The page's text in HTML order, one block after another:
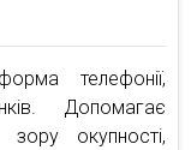
телефонії,
Допомагає
окупності,